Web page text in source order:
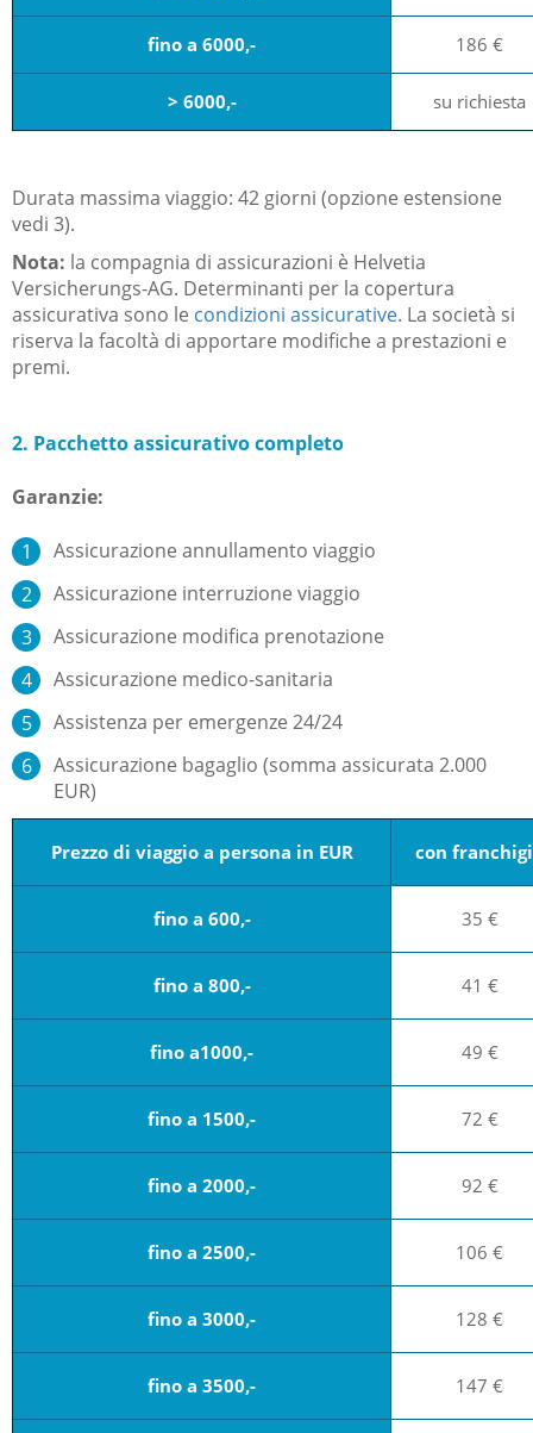
fino a 6000,- 186 €
> 6000,- su richiesta
Durata massima viaggio: 42 giorni (opzione estensione
vedi 3).
Nota: la compagnia di assicurazioni è Helvetia
Versicherungs-AG. Determinanti per la copertura
assicurativa sono le condizioni assicurative. La società si
riserva la facoltà di apportare modifiche a prestazioni e
premi.
2. Pacchetto assicurativo completo
Garanzie:
Assicurazione annullamento viaggio
Assicurazione interruzione viaggio
Assicurazione modifica prenotazione
Assicurazione medico-sanitaria
Assistenza per emergenze 24/24
Assicurazione bagaglio (somma assicurata 2.000
EUR)
Prezzo di viaggio a persona in EUR con
fino a 600,- 35 €
fino a 800,- 41 €
fino a1000,- 49 €
fino a 1500,- 72 €
fino a 2000,- 92 €
fino a 2500,- 106 €
fino a 3000,- 128 €
fino a 3500,- 147 €